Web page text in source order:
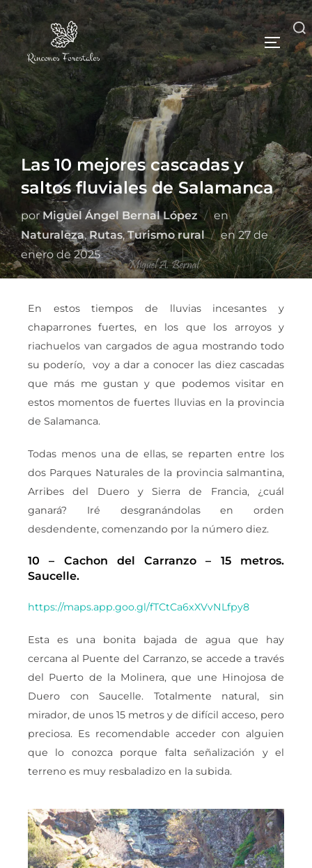
Las 10 mejores cascadas y
saltos fluviales de Salamanca
porMiguel Ángel Bernal López
en
Naturaleza,Rutas,Turismo rural en27 de
enero de 2025
En estos tiempos de lluvias incesantes y
chaparrones fuertes, en los que los arroyos y
riachuelos van cargados de agua mostrando todo
su poderío, voy a dar a conocer las diez cascadas
que más me gustan y que podemos visitar en
estos momentos de fuertes lluvias en la provincia
de Salamanca.
Todas menos una de ellas, se reparten entre los
dos Parques Naturales de la provincia salmantina,
Arribes del Duero y Sierra de Francia, ¿cuál
ganará? Iré desgranándolas en orden
desdendente, comenzando por la número diez.
10 – Cachon del Carranzo – 15 metros.
Saucelle.
https://maps.app.goo.gl/fTCtCa6xXVvNLfpy8
Esta es una bonita bajada de agua que hay
cercana al Puente del Carranzo, se accede a través
del Puerto de la Molinera, que une Hinojosa de
Duero con Saucelle. Totalmente natural, sin
mirador, de unos 15 metros y de difícil acceso, pero
preciosa. Es recomendable acceder con alguien
que lo conozca porque falta señalización y el
terreno es muy resbaladizo en la subida.